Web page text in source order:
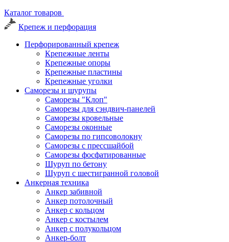
Каталог товаров
Крепеж и перфорация
Перфорированный крепеж
Крепежные ленты
Крепежные опоры
Крепежные пластины
Крепежные уголки
Саморезы и шурупы
Саморезы "Клоп"
Саморезы для сэндвич-панелей
Саморезы кровельные
Саморезы оконные
Саморезы по гипсоволокну
Саморезы с прессшайбой
Саморезы фосфатированные
Шуруп по бетону
Шуруп с шестигранной головой
Анкерная техника
Анкер забивной
Анкер потолочный
Анкер с кольцом
Анкер с костылем
Анкер с полукольцом
Анкер-болт